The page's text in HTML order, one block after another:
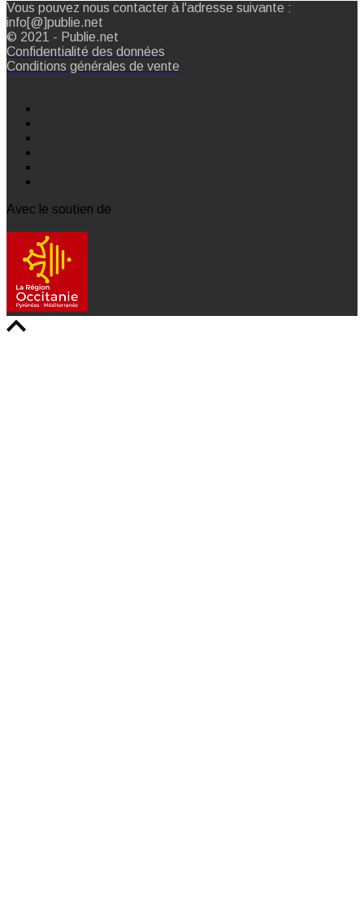
Vous pouvez nous contacter à l'adresse suivante :
info[@]publie.net
© 2021 - Publie.net
Confidentialité des données
Conditions générales de vente
Avec le soutien de